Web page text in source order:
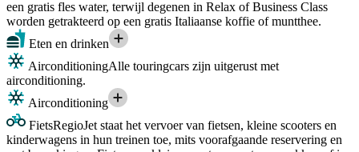
een gratis fles water, terwijl degenen in Relax of Business Class
worden getrakteerd op een gratis Italiaanse koffie of muntthee.
Eten en drinken
AirconditioningAlle touringcars zijn uitgerust met
airconditioning.
Airconditioning
FietsRegioJet staat het vervoer van fietsen, kleine scooters en
kinderwagens in hun treinen toe, mits voorafgaande reservering en